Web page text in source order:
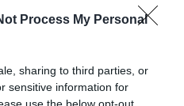
Process My Personal
sharing to third parties, or
sensitive information for
use the below opt-out
pour vous ! Situé dans
la réserve naturelle et les